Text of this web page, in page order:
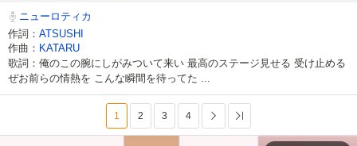
ニューロティカ
作詞： ATSUSHI
作曲： KATARU
歌詞：俺のこの腕にしがみついて来い 最高のステージ見せる 受け止める
ぜお前らの情熱を こんな瞬間を待ってた ...
1 2 3 4 次へ